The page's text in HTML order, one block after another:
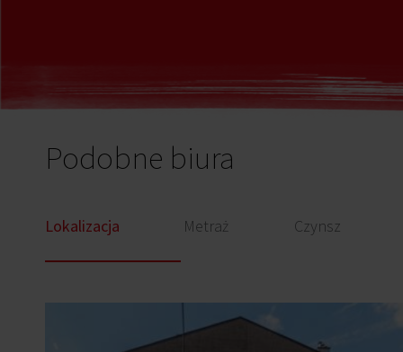
Podobne biura
Lokalizacja Metraż Czynsz